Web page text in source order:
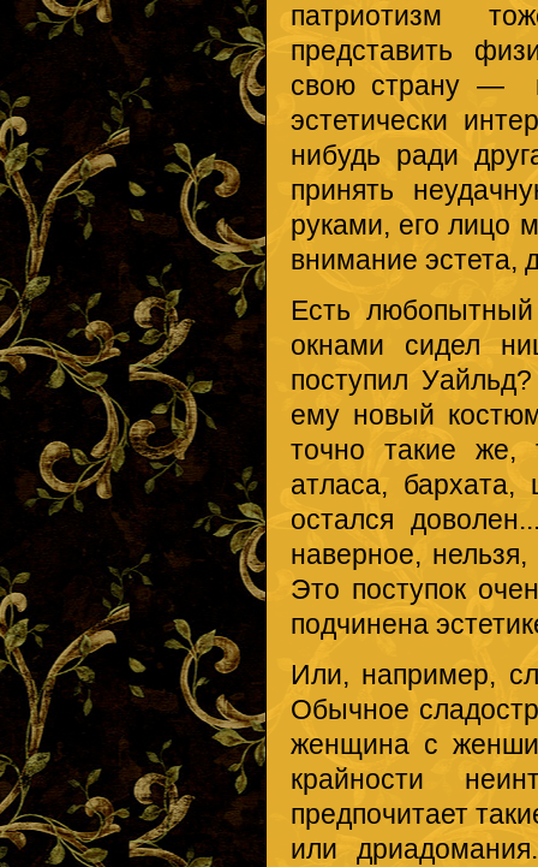
патриотизм
представить
свою страну —
эстетически
нибудь ради
принять
руками, его лицо
внимание эстета,
Есть
окнами сидел
поступил
ему новый
точно такие же,
атласа,
остался
наверное,
Это поступок
подчинена
Или, например,
Обычное
женщина с
крайности
предпочитает
или